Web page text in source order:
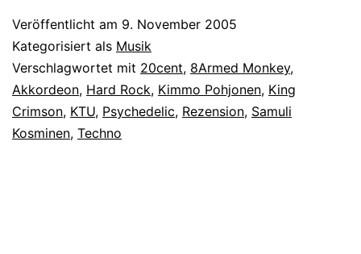
Veröffentlicht am 9. November 2005
Kategorisiert als Musik
Verschlagwortet mit 20cent, 8Armed Monkey,
Akkordeon, Hard Rock, Kimmo Pohjonen, King
Crimson, KTU, Psychedelic, Rezension, Samuli
Kosminen, Techno